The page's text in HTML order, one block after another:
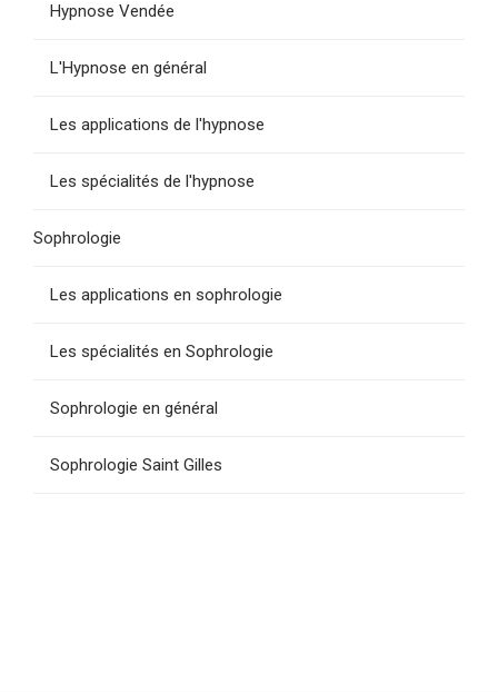
Hypnose Vendée
L'Hypnose en général
Les applications de l'hypnose
Les spécialités de l'hypnose
Sophrologie
Les applications en sophrologie
Les spécialités en Sophrologie
Sophrologie en général
Sophrologie Saint Gilles